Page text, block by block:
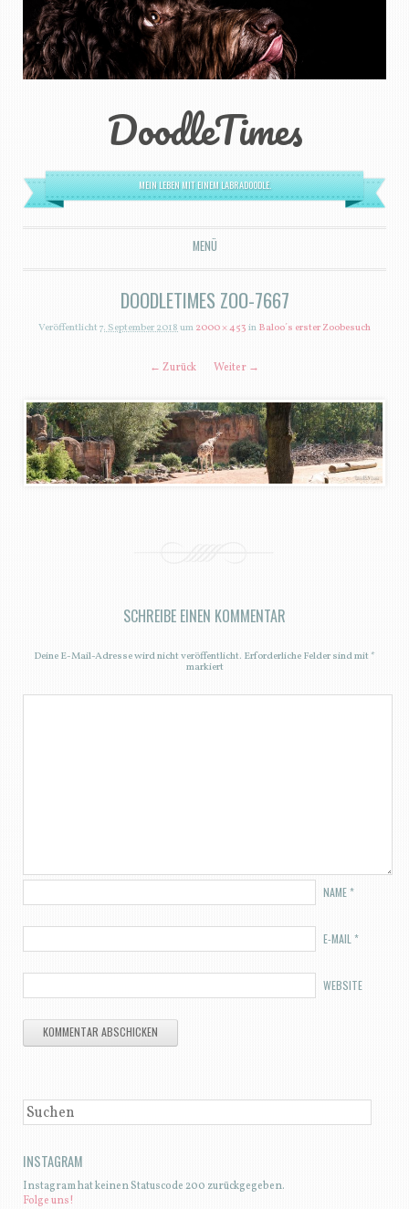
DoodleTimes
MEIN LEBEN MIT EINEM LABRADOODLE.
MENÜ
ZUM INHALT SPRINGEN
DOODLETIMES ZOO-7667
Veröffentlicht7. September 2018um2000 × 453inBaloo´s erster Zoobesuch
← Zurück Weiter →
SCHREIBE EINEN KOMMENTAR
Deine E-Mail-Adresse wird nicht veröffentlicht. Erforderliche Felder sind mit*
markiert
NAME*
E-MAIL *
WEBSITE
SUCHEN
INSTAGRAM
Instagram hat keinen Statuscode 200 zurückgegeben.
Folge uns!